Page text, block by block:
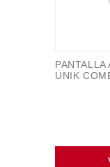
PANTALLA
UNIK